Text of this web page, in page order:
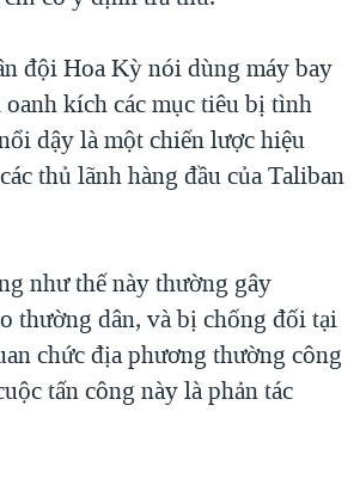
đội Hoa Kỳ nói dùng máy bay
kích các mục tiêu bị tình
dậy là một chiến lược hiệu
thủ lãnh hàng đầu của Taliban
như thế này thường gây
thường dân, và bị chống đối tại
chức địa phương thường công
tấn công này là phản tác